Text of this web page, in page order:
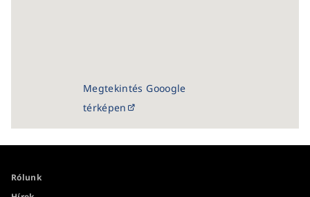
Megtekintés Gooogle
térképen
Rólunk